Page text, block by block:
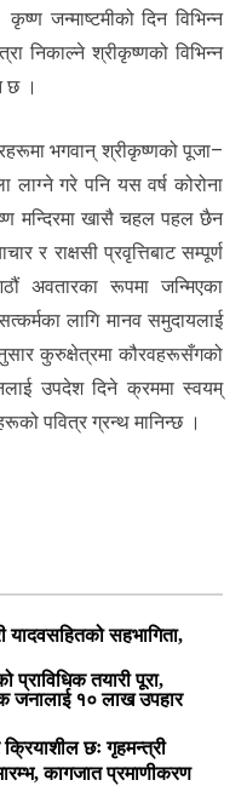
जन्माष्टमीको दिन विभिन्न
निकाल्ने श्रीकृष्णको विभिन्न
छ ।
भगवान् श्रीकृष्णको पूजा–
लाग्ने गरे पनि यस वर्ष कोरोना
मन्दिरमा खासै चहल पहल छैन
र राक्षसी प्रवृत्तिबाट सम्पूर्ण
अवतारका रूपमा जन्मिएका
लागि मानव समुदायलाई
कुरुक्षेत्रमा कौरवहरूसँगको
उपदेश दिने क्रममा स्वयम्
पवित्र ग्रन्थ मानिन्छ ।
यादवसहितको सहभागिता,
प्राविधिक तयारी पूरा,
जनालाई १० लाख उपहार
क्रियाशील छः गृहमन्त्री
कागजात प्रमाणीकरण